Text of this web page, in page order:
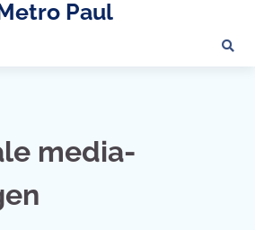
Paul
media-